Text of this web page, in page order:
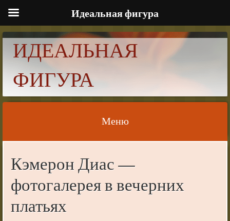
ИДЕАЛЬНАЯ
ФИГУРА
Меню
Кэмерон Диас —
фотогалерея в вечерних
платьях
Идеальная фигура